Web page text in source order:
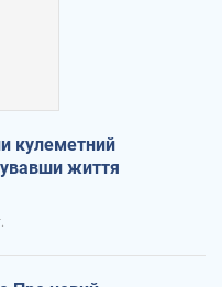
кулеметний
життя